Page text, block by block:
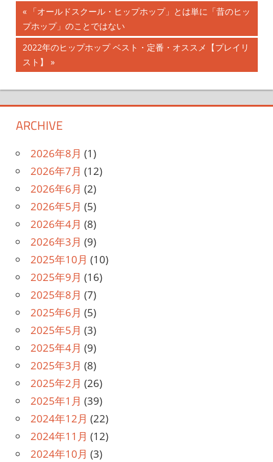
投
稿
ナ
ビ
ゲ
ー
シ
ョ
ン
前
の
記
事:
「オールドスクール・ヒップホップ」とは単に「昔のヒッ
プホップ」のことではない
次
の
記
事:
2022年のヒップホップ ベスト・定番・オススメ【プレイリ
スト】
ARCHIVE
2026年8月 (1)
2026年7月 (12)
2026年6月 (2)
2026年5月 (5)
2026年4月 (8)
2026年3月 (9)
2025年10月 (10)
2025年9月 (16)
2025年8月 (7)
2025年6月 (5)
2025年5月 (3)
2025年4月 (9)
2025年3月 (8)
2025年2月 (26)
2025年1月 (39)
2024年12月 (22)
2024年11月 (12)
2024年10月 (3)